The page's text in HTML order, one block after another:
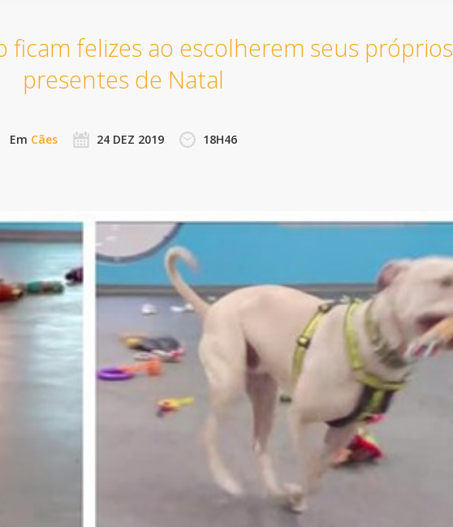
ficam felizes ao escolherem seus próprios
presentes de Natal
Em Cães 24 DEZ 2019 18H46